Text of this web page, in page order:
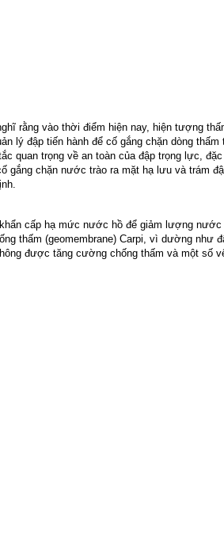
rằng vào thời điểm hiện nay, hiện tượng
lý đập tiến hành để cố gắng chặn dòng
quan trọng về an toàn của đập trọng lực,
gắng chặn nước trào ra mặt hạ lưu và trám
cấp hạ mức nước hồ để giảm lượng
thấm (geomembrane) Carpi, vì dường như
được tăng cường chống thấm và một số